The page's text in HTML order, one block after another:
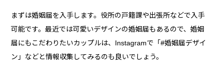
まずは婚姻届を入手します。役所の戸籍課や出張所などで入手
可能です。最近では可愛いデザインの婚姻届もあるので、婚姻
届にもこだわりたいカップルは、Instagramで「#婚姻届デザイ
ン」などと情報収集してみるのも良いでしょう。